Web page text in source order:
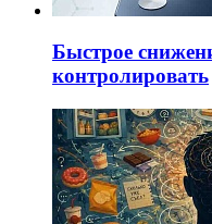
Быстрое
контролировать